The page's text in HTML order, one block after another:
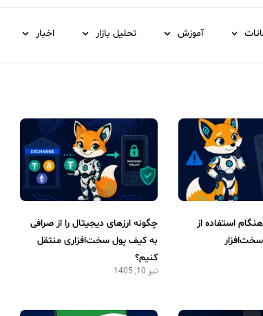
آموزش تحلیل بازار اخبار
هنگام استفاده از
چگونه ارزهای دیجیتال را از صرافی
به کیف پول سخت‌افزاری منتقل
کنیم؟
تیر 10, 1405